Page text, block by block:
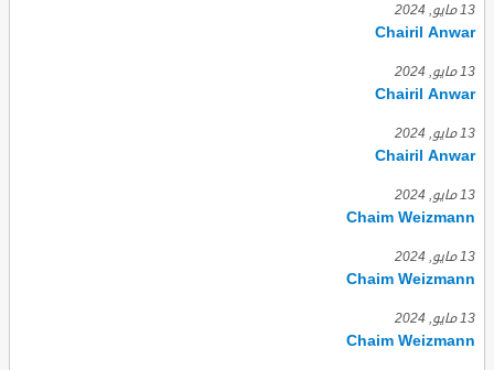
13 مايو, 2024
Chairil Anwar
13 مايو, 2024
Chairil Anwar
13 مايو, 2024
Chairil Anwar
13 مايو, 2024
Chaim Weizmann
13 مايو, 2024
Chaim Weizmann
13 مايو, 2024
Chaim Weizmann